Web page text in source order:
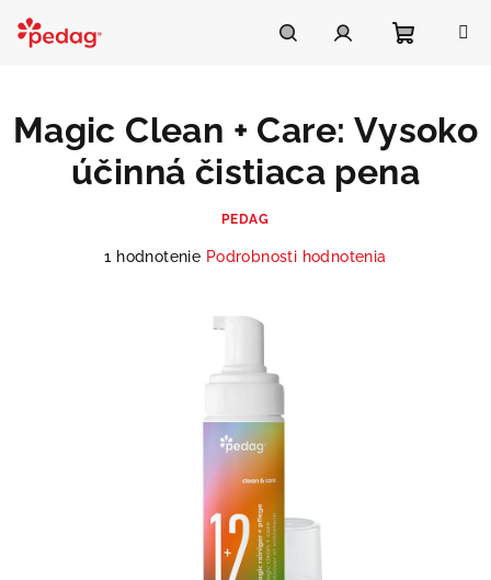
obsah
košík
Magic Clean + Care: Vysoko
účinná čistiaca pena
PEDAG
Priemerné
1 hodnotenie Podrobnosti hodnotenia
Asistent Pedag